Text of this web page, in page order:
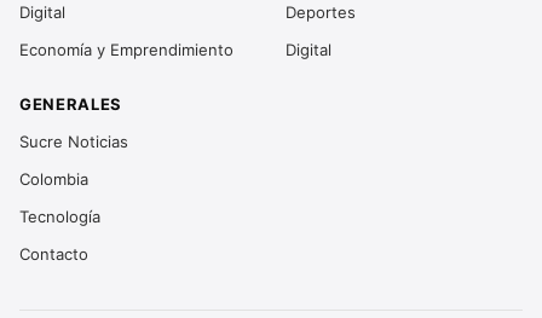
Digital
Economía y Emprendimiento
Deportes
Digital
GENERALES
Sucre Noticias
Colombia
Tecnología
Contacto